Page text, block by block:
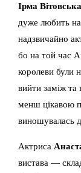
Ірма Вітовська
дуже любить
надзвичайно
бо на той час
королеви були
вийти заміж та
менш цікавою
виношувалась
Актриса
вистава —